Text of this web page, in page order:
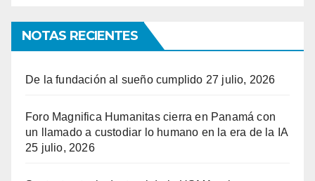
NOTAS RECIENTES
De la fundación al sueño cumplido 27 julio, 2026
Foro Magnifica Humanitas cierra en Panamá con
un llamado a custodiar lo humano en la era de la IA
25 julio, 2026